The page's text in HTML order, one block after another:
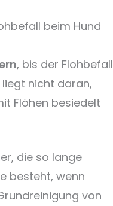
beim Hund
, bis der Flohbefall
nicht daran,
Flöhen besiedelt
die so lange
besteht, wenn
von